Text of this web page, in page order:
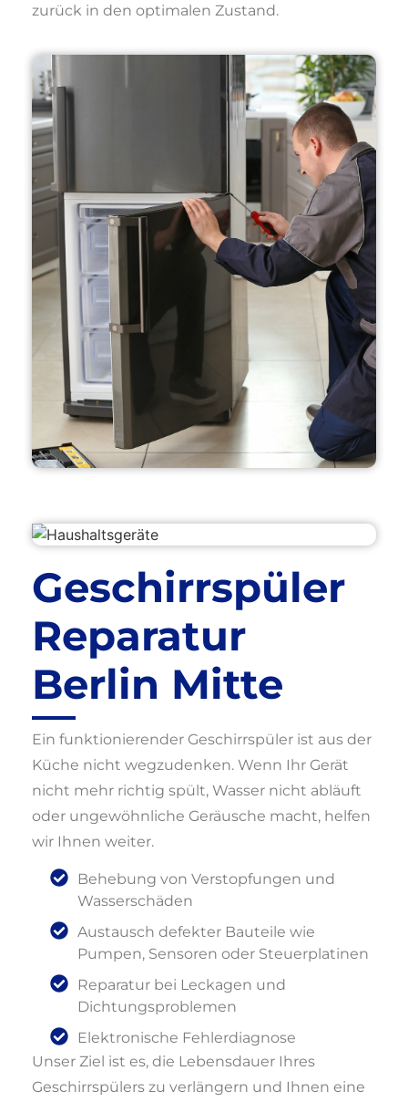
zurück in den optimalen Zustand.
Geschirrspüler
Reparatur
Berlin Mitte
Ein funktionierender Geschirrspüler ist aus der
Küche nicht wegzudenken. Wenn Ihr Gerät
nicht mehr richtig spült, Wasser nicht abläuft
oder ungewöhnliche Geräusche macht, helfen
wir Ihnen weiter.
Behebung von Verstopfungen und
Wasserschäden
Austausch defekter Bauteile wie
Pumpen, Sensoren oder Steuerplatinen
Reparatur bei Leckagen und
Dichtungsproblemen
Elektronische Fehlerdiagnose
Unser Ziel ist es, die Lebensdauer Ihres
Geschirrspülers zu verlängern und Ihnen eine